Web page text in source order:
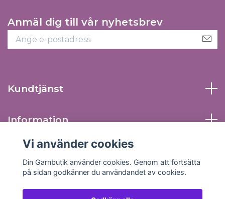
Anmäl dig till vår nyhetsbrev
Kundtjänst
Information
Sociala medier
Vi använder cookies
Din Garnbutik använder cookies. Genom att fortsätta
på sidan godkänner du användandet av cookies.